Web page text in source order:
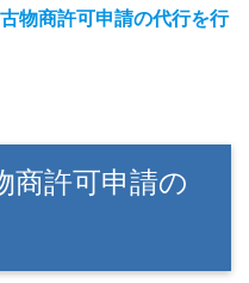
物商許可申請の代行を行
商許可申請の